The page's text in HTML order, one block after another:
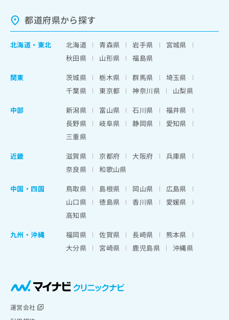
都道府県から探す
北海道 ・ 東北 北海道 青森県 岩手県
宮城県
秋田県
山形県
福島県
関東
茨城県 栃木県 群馬県
埼玉県
千葉県
東京都 神奈川県
山梨県
中部
新潟県 富山県 石川県
福井県
長野県
岐阜県 静岡県
愛知県
三重県
近畿
滋賀県 京都府 大阪府
兵庫県
奈良県
和歌山県
中国・四国
鳥取県 島根県 岡山県
広島県
山口県
徳島県 香川県
愛媛県
高知県
九州・沖縄
福岡県 佐賀県 長崎県
熊本県
大分県
宮崎県 鹿児島県 沖縄県
運営会社